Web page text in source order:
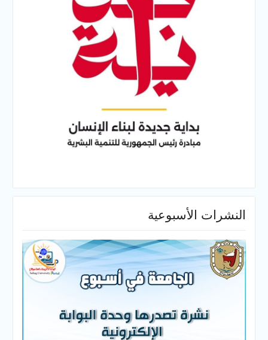
النشرات الأسبوعية